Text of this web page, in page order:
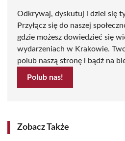
Odkrywaj, dyskutuj i dziel się
Przyłącz się do naszej
gdzie możesz dowiedzieć się
wydarzeniach w Krakowie.
polub naszą stronę i bądź na
Polub nas!
Zobacz Także